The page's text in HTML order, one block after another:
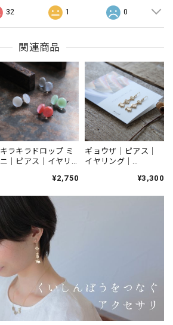
32 1 0
関連商品
キラキラドロップ ミ
ニ｜ピアス｜イヤリ
¥2,750
ギョウザ｜ピアス｜
イヤリング｜
¥3,300